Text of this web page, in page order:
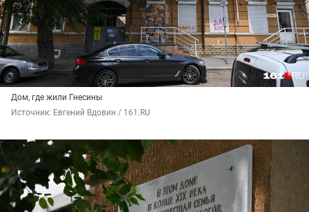
Дом, где жили Гнесины
Источник: Евгений Вдовин / 161.RU